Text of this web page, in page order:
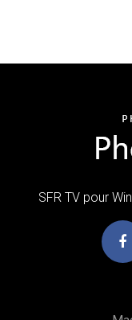
SFR TV pour